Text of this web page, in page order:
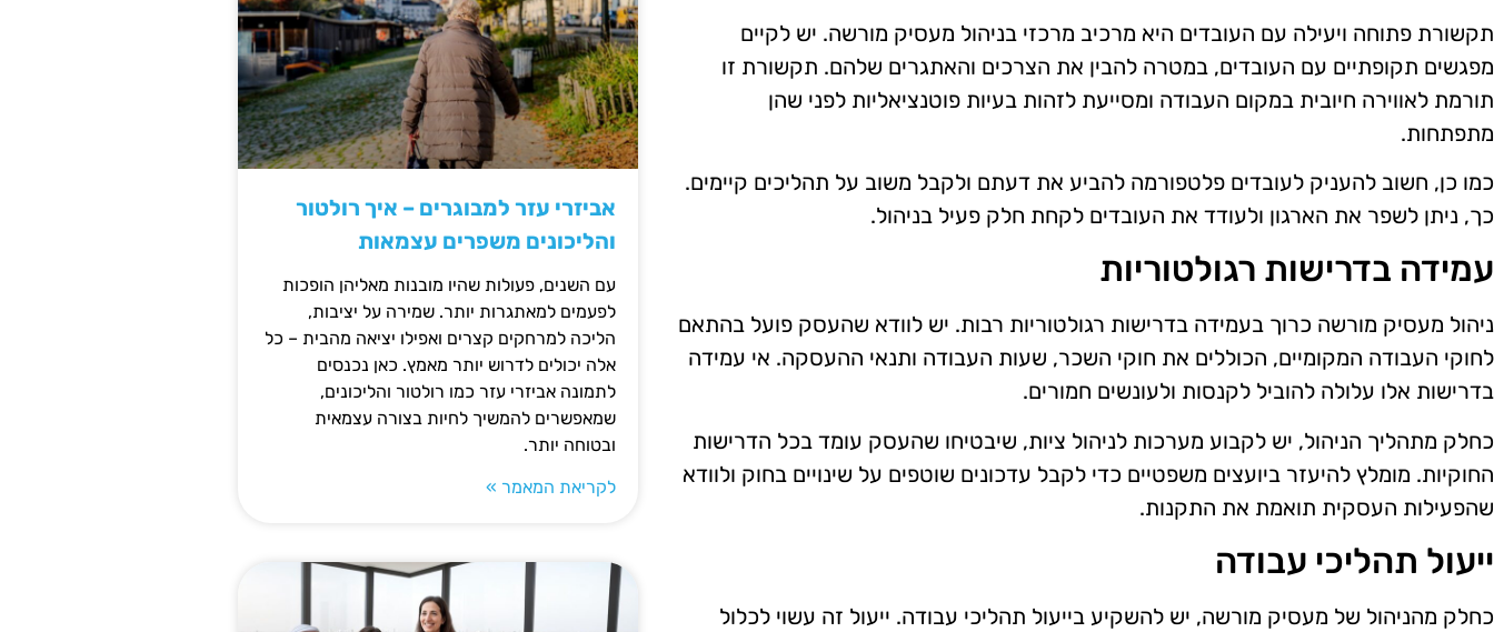
תקשורת פתוחה ויעילה עם העובדים היא מרכיב מרכזי בניהול מעסיק מורשה. יש לקיים
מפגשים תקופתיים עם העובדים, במטרה להבין את הצרכים והאתגרים שלהם. תקשורת זו
תורמת לאווירה חיובית במקום העבודה ומסייעת לזהות בעיות פוטנציאליות לפני שהן
מתפתחות.
כמו כן, חשוב להעניק לעובדים פלטפורמה להביע את דעתם ולקבל משוב על תהליכים קיימים.
כך, ניתן לשפר את הארגון ולעודד את העובדים לקחת חלק פעיל בניהול.
עמידה בדרישות רגולטוריות
ניהול מעסיק מורשה כרוך בעמידה בדרישות רגולטוריות רבות. יש לוודא שהעסק פועל בהתאם
לחוקי העבודה המקומיים, הכוללים את חוקי השכר, שעות העבודה ותנאי ההעסקה. אי עמידה
בדרישות אלו עלולה להוביל לקנסות ולעונשים חמורים.
כחלק מתהליך הניהול, יש לקבוע מערכות לניהול ציות, שיבטיחו שהעסק עומד בכל הדרישות
החוקיות. מומלץ להיעזר ביועצים משפטיים כדי לקבל עדכונים שוטפים על שינויים בחוק ולוודא
שהפעילות העסקית תואמת את התקנות.
ייעול תהליכי עבודה
כחלק מהניהול של מעסיק מורשה, יש להשקיע בייעול תהליכי עבודה. ייעול זה עשוי לכלול
אביזרי עזר למבוגרים – איך רולטור
והליכונים משפרים עצמאות
עם השנים, פעולות שהיו מובנות מאליהן הופכות
לפעמים למאתגרות יותר. שמירה על יציבות,
הליכה למרחקים קצרים ואפילו יציאה מהבית – כל
אלה יכולים לדרוש יותר מאמץ. כאן נכנסים
לתמונה אביזרי עזר כמו רולטור והליכונים,
שמאפשרים להמשיך לחיות בצורה עצמאית
ובטוחה יותר.
לקריאת המאמר »